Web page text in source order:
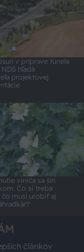
v príprave tunela
hľadá
projektovej
viniča sa šíri
Čo si treba
čo musí urobiť aj
článkov